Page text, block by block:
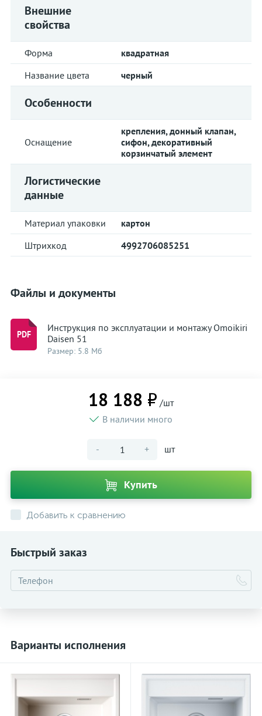
Внешние
свойства
Форма
квадратная
Название цвета
черный
Особенности
Оснащение
крепления, донный клапан,
сифон, декоративный
корзинчатый элемент
Логистические
данные
Материал упаковки
картон
Штрихкод
4992706085251
Файлы и документы
Инструкция по эксплуатации и монтажу Omoikiri
Daisen 51
Размер: 5.8 Мб
18 188 ₽ /шт
В наличии много
- + шт
Купить
Добавить к сравнению
Быстрый заказ
Варианты исполнения